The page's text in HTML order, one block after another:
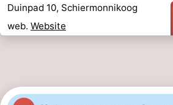
Resort
Schierduin
-
Vitamaris
Hôtels
minutes
Plages
Duinpad 10, Schiermonnikoog
web. Website